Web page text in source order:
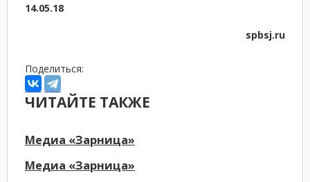
14.05.18
spbsj.ru
Поделиться:
ЧИТАЙТЕ ТАКЖЕ
Медиа «Зарница»
Медиа «Зарница»